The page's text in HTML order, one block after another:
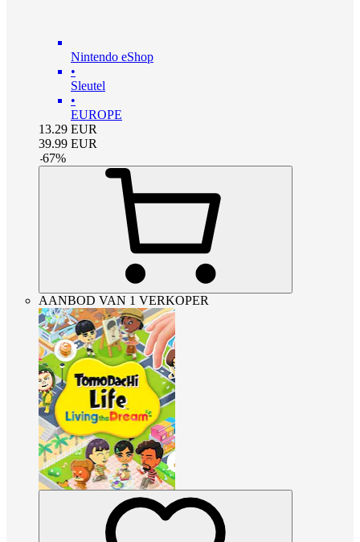
Nintendo eShop
•
Sleutel
•
EUROPE
13.29 EUR
39.99 EUR
-67%
AANBOD VAN 1 VERKOPER